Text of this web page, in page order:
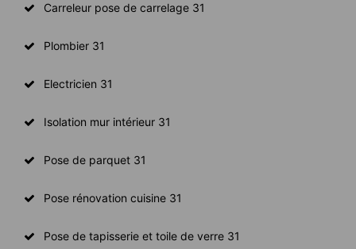
Carreleur pose de carrelage 31
Plombier 31
Electricien 31
Isolation mur intérieur 31
Pose de parquet 31
Pose rénovation cuisine 31
Pose de tapisserie et toile de verre 31